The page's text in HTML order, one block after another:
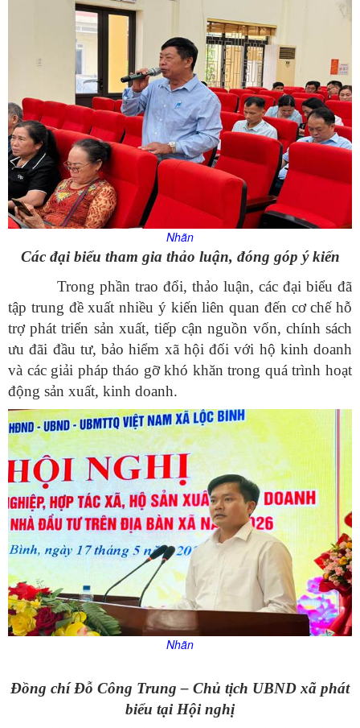
Nhãn
Các đại biểu tham gia thảo luận, đóng góp ý kiến
Trong phần trao đổi, thảo luận, các đại biểu đã
tập trung đề xuất nhiều ý kiến liên quan đến cơ chế hỗ
trợ phát triển sản xuất, tiếp cận nguồn vốn, chính sách
ưu đãi đầu tư, bảo hiểm xã hội đối với hộ kinh doanh
và các giải pháp tháo gỡ khó khăn trong quá trình hoạt
động sản xuất, kinh doanh.
Nhãn
Đồng chí Đỗ Công Trung – Chủ tịch UBND xã phát
biểu tại Hội nghị